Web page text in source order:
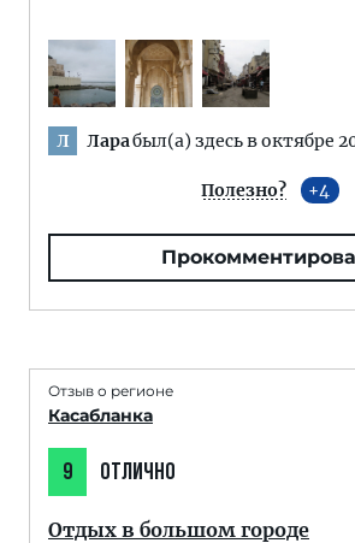
Л Ларабыл(а) здесь в октябре
Полезно? 4
Отзыв о регионе
Касабланка
9 ОТЛИЧНО
Отдых в большом городе